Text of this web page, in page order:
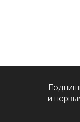
и